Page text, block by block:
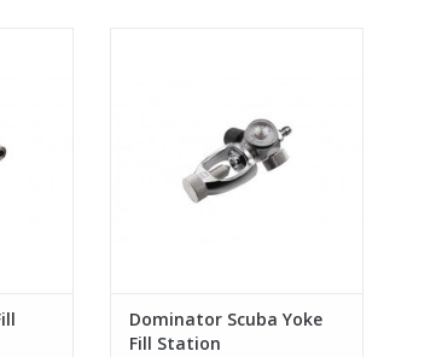
Dominator Scuba Yoke
Fill Station